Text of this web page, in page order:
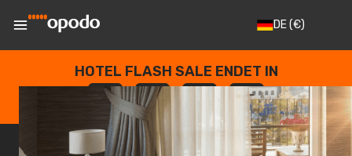
DE(€)
HOTEL FLASH SALE ENDET IN
--
TAGE
: --
STUNDEN
: --
SEKUNDEN